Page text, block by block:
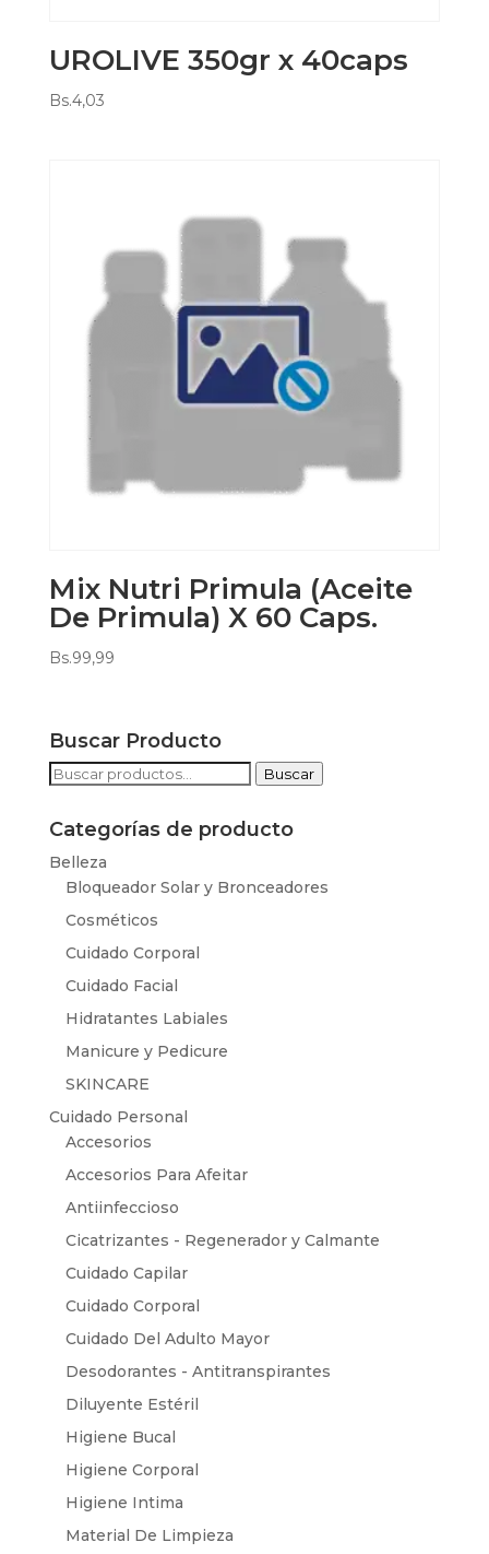
UROLIVE 350gr x 40caps
Bs.4,03
Mix Nutri Primula (Aceite
De Primula) X 60 Caps.
Bs.99,99
Buscar Producto
Buscar
Buscar
Categorías de producto
Belleza
Bloqueador Solar y Bronceadores
Cosméticos
Cuidado Corporal
Cuidado Facial
Hidratantes Labiales
Manicure y Pedicure
SKINCARE
Cuidado Personal
Accesorios
Accesorios Para Afeitar
Antiinfeccioso
Cicatrizantes - Regenerador y Calmante
Cuidado Capilar
Cuidado Corporal
Cuidado Del Adulto Mayor
Desodorantes - Antitranspirantes
Diluyente Estéril
Higiene Bucal
Higiene Corporal
Higiene Intima
Material De Limpieza